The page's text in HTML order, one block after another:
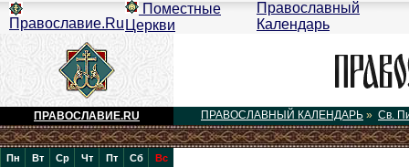
Православие.Ru
Поместные
Церкви
Православный
Календарь
ПРАВОСЛАВИЕ.RU ПРАВОСЛАВНЫЙ КАЛЕНДАРЬ » Св.
Пн Вт Ср Чт Пт Сб
Вс